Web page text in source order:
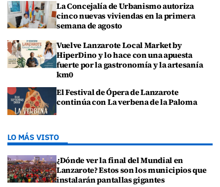
La Concejalía de Urbanismo autoriza
cinco nuevas viviendas en la primera
semana de agosto
Vuelve Lanzarote Local Market by
HiperDino y lo hace con una apuesta
fuerte por la gastronomía y la artesanía
km0
El Festival de Ópera de Lanzarote
continúa con La verbena de la Paloma
LO MÁS VISTO
¿Dónde ver la final del Mundial en
Lanzarote? Estos son los municipios que
instalarán pantallas gigantes